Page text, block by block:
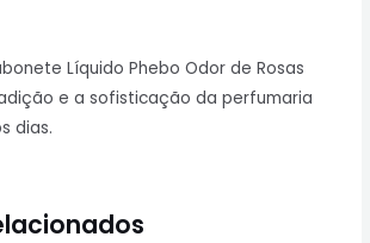
Líquido Phebo Odor de Rosas
e a sofisticação da perfumaria
dias.